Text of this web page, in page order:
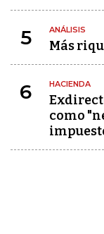
5 ANÁLISIS
Más
6 HACIENDA
como